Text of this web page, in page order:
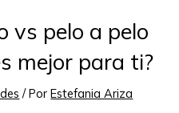
vs pelo a pelo
mejor para ti?
/ PorEstefania Ariza